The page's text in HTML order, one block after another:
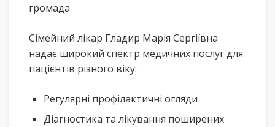
громада
Сімейний лікар Гладир Марія Сергіївна
надає широкий спектр медичних послуг для
пацієнтів різного віку:
Регулярні профілактичні огляди
Діагностика та лікування поширених